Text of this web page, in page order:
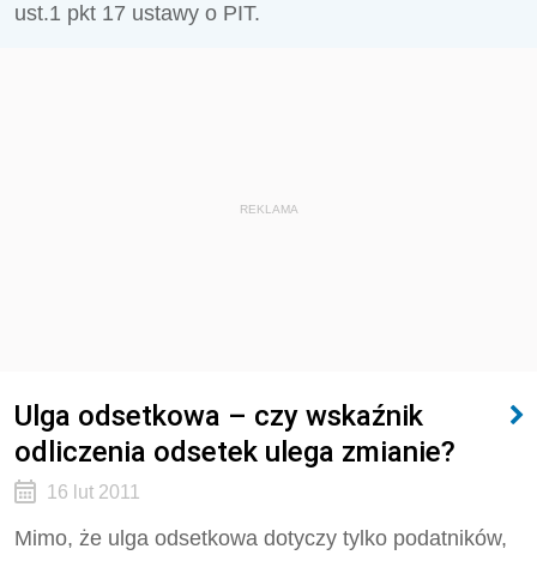
ust.1 pkt 17 ustawy o PIT.
REKLAMA
Ulga odsetkowa – czy wskaźnik
odliczenia odsetek ulega zmianie?
16 lut 2011
Mimo, że ulga odsetkowa dotyczy tylko podatników,